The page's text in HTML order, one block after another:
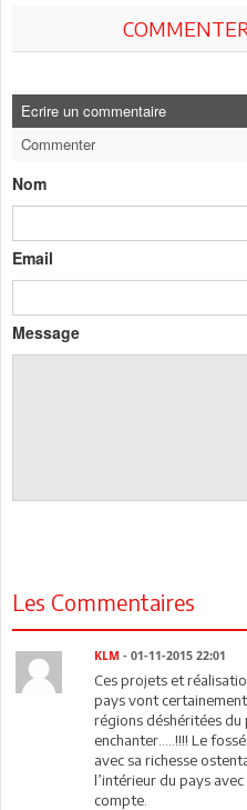
Ecrire un commentaire
Commenter
Nom
Email
Message
Les Commentaires
KLM - 01-11-2015 22:01
Ces projets et
pays vont
régions déshéritées du
enchanter.....!!!! Le
avec sa richesse
l’intérieur du pays
compte.